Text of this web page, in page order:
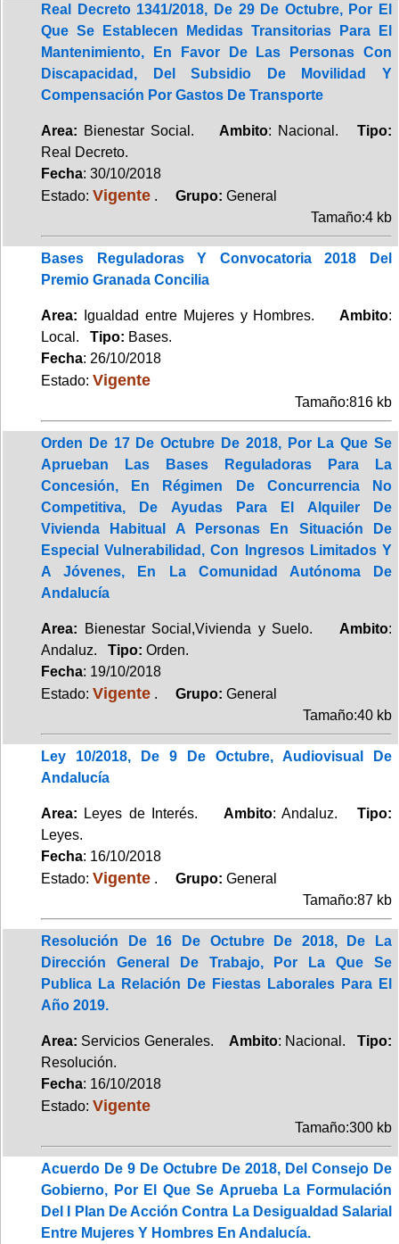
Real Decreto 1341/2018, De 29 De Octubre, Por El
Que Se Establecen Medidas Transitorias Para El
Mantenimiento, En Favor De Las Personas Con
Discapacidad, Del Subsidio De Movilidad Y
Compensación Por Gastos De Transporte
Area: Bienestar Social. Ambito: Nacional. Tipo:
Real Decreto.
Fecha: 30/10/2018
Estado: Vigente . Grupo: General
Tamaño:4 kb
Bases Reguladoras Y Convocatoria 2018 Del
Premio Granada Concilia
Area: Igualdad entre Mujeres y Hombres. Ambito:
Local. Tipo: Bases.
Fecha: 26/10/2018
Estado: Vigente
Tamaño:816 kb
Orden De 17 De Octubre De 2018, Por La Que Se
Aprueban Las Bases Reguladoras Para La
Concesión, En Régimen De Concurrencia No
Competitiva, De Ayudas Para El Alquiler De
Vivienda Habitual A Personas En Situación De
Especial Vulnerabilidad, Con Ingresos Limitados Y
A Jóvenes, En La Comunidad Autónoma De
Andalucía
Area: Bienestar Social,Vivienda y Suelo. Ambito:
Andaluz. Tipo: Orden.
Fecha: 19/10/2018
Estado: Vigente . Grupo: General
Tamaño:40 kb
Ley 10/2018, De 9 De Octubre, Audiovisual De
Andalucía
Area: Leyes de Interés. Ambito: Andaluz.Tipo:
Leyes.
Fecha: 16/10/2018
Estado: Vigente . Grupo: General
Tamaño:87 kb
Resolución De 16 De Octubre De 2018, De La
Dirección General De Trabajo, Por La Que Se
Publica La Relación De Fiestas Laborales Para El
Año 2019.
Area: Servicios Generales. Ambito: Nacional.Tipo:
Resolución.
Fecha: 16/10/2018
Estado: Vigente
Tamaño:300 kb
Acuerdo De 9 De Octubre De 2018, Del Consejo De
Gobierno, Por El Que Se Aprueba La Formulación
Del I Plan De Acción Contra La Desigualdad Salarial
Entre Mujeres Y Hombres En Andalucía.